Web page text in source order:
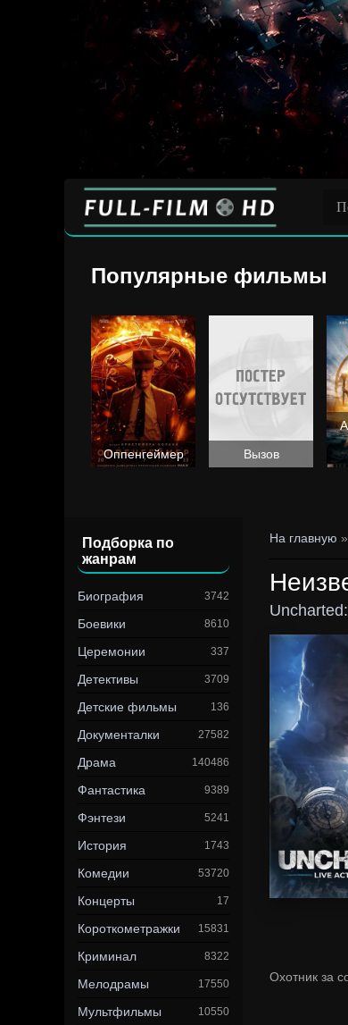
Популярные фильмы
Оппенгеймер Вызов
Подборка по
жанрам
Биография 3742
Боевики 8610
Церемонии 337
Детективы 3709
Детские фильмы 136
Документалки 27582
Драма 140486
Фантастика 9389
Фэнтези 5241
История 1743
Комедии 53720
Концерты 17
Короткометражки 15831
Криминал 8322
Мелодрамы 17550
Мультфильмы 10550
На главную »
Охотник за